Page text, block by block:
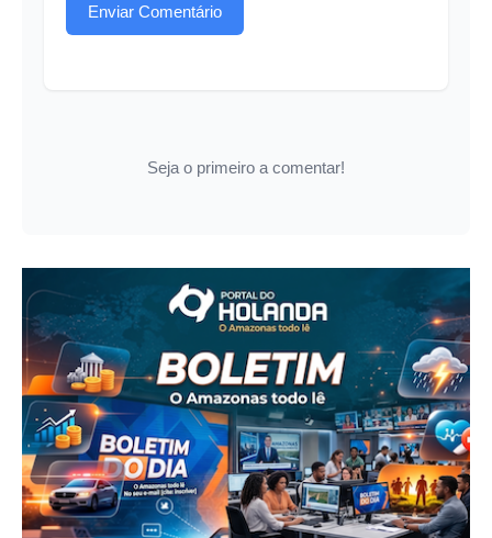
Enviar Comentário
Seja o primeiro a comentar!